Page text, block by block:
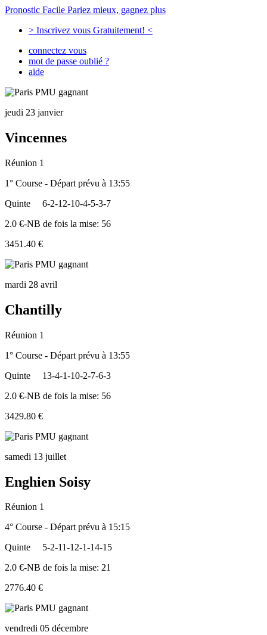
Pronostic Facile Pariez mieux, gagnez plus
> Inscrivez vous Gratuitement! <
connectez vous
mot de passe oublié ?
aide
jeudi 23 janvier
Vincennes
Réunion 1
1° Course - Départ prévu à 13:55
Quinte
6-2-12-10-4-5-3-7
2.0 €-NB de fois la mise: 56
3451.40 €
mardi 28 avril
Chantilly
Réunion 1
1° Course - Départ prévu à 13:55
Quinte
13-4-1-10-2-7-6-3
2.0 €-NB de fois la mise: 56
3429.80 €
samedi 13 juillet
Enghien Soisy
Réunion 1
4° Course - Départ prévu à 15:15
Quinte
5-2-11-12-1-14-15
2.0 €-NB de fois la mise: 21
2776.40 €
vendredi 05 décembre